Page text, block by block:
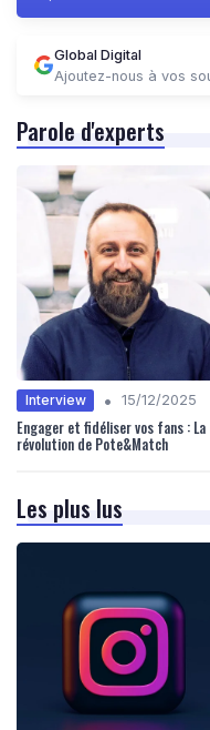
Global Digital
Ajoutez-nous à vos
Parole d'experts
Interview • 15/12/2025
Engager et fidéliser vos fans : La
révolution de Pote&Match
Les plus lus